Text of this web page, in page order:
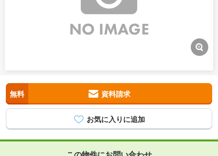
無料 資料請求